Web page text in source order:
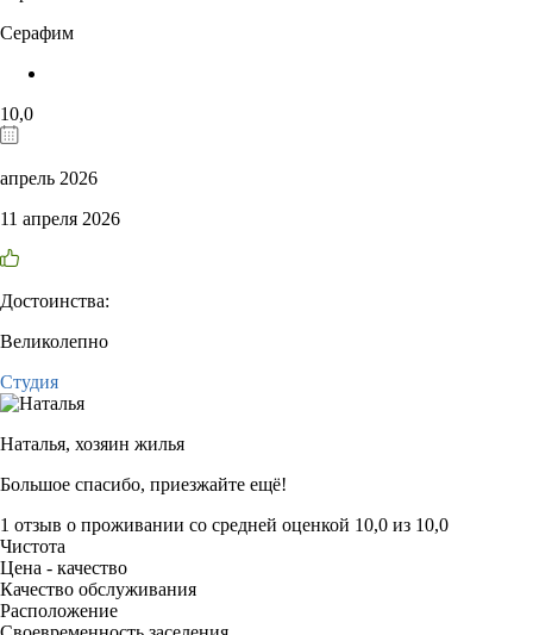
Серафим
10,0
апрель 2026
11 апреля 2026
Достоинства:
Великолепно
Студия
Наталья, хозяин жилья
Большое спасибо, приезжайте ещё!
1 отзыв о проживании со средней оценкой 10,0 из 10,0
Чистота
Цена - качество
Качество обслуживания
Расположение